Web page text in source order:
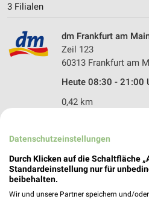
3 Filialen
dm Frankfurt am
Zeil 123
60313 Frankfurt am
Heute 08:30 - 21:00
0,42 km
dm Frankfurt am Main
60313 Frankfurt am
Datenschutzeinstellungen
Durch Klicken auf die Schaltfläche
Standardeinstellung nur für
beibehalten.
Wir und unsere Partner speichern und/